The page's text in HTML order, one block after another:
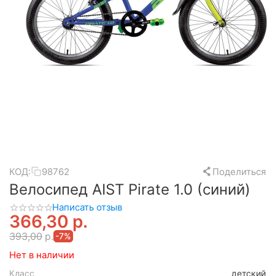
КОД: 98762 Поделиться
Велосипед AIST Pirate 1.0 (синий)
Написать отзыв
366,30 р.
393,00 р. -7%
Нет в наличии
Класс
детский